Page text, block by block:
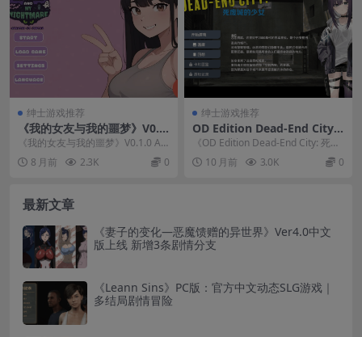
绅士游戏推荐
《我的女友与我的噩梦》V0.1.
0 AI汉化版发布 | 双平台SLG
新作
《我的女友与我的噩梦》V0.1.0 AI
汉化版正式发布！这款全新SLG游
戏支持P...
8 月前 2.3K 0
绅士游戏推荐
OD Edition Dead-End City:
死废城的少女 – 末世生存冒险
SLG游戏
《OD Edition Dead-End City: 死废
城的少女》是一款以末日...
10 月前 3.0K 0
最新文章
《妻子的变化—恶魔馈赠的异世界》Ver4.0中文
版上线 新增3条剧情分支
《Leann Sins》PC版：官方中文动态SLG游戏｜
多结局剧情冒险